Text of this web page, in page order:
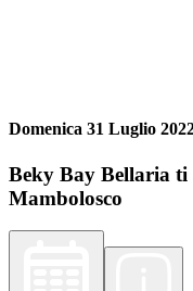
Domenica 31 Luglio
Beky Bay Bellaria ti
Mambolosco